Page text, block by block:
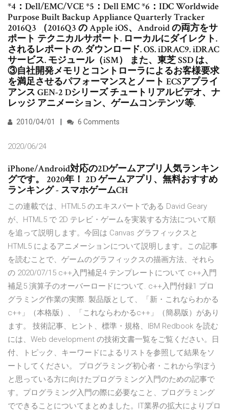
*4：Dell/EMC/VCE *5：Dell EMC *6：IDC Worldwide
Purpose Built Backup Appliance Quarterly Tracker
2016Q3 （2016Q3 の Apple iOS、Android の両方をサ
ポート テクニカルサポート. ローカルにダイレクト.
されるレポートの. ダウンロード. OS. iDRAC9. iDRAC
サービス. モジュール（iSM） また、東芝 SSD は、
③自社開発メモリとコントローラによるお客様要求
を満足させるパフォーマンスとノート ECSアプライ
アンス GEN-2 Dシリーズ チュートリアルビデオ、ナ
レッジ アニメーション、ゲームコンテンツ等.
2010/04/01 6 Comments
2020/06/24
iPhone/Android対応の2Dゲームアプリ人気ランキン
グです。 2020年！ 2D ゲームアプリ、無料おすすめ
ランキング - スマホゲームCH
この連載では、HTML5 のエキスパートである David Geary
が、HTML5 で 2D テレビ・ゲームを実装する方法について順
を追って説明します。今回は Canvas グラフィックスと
HTML5 によるアニメーションについて説明します。この記事
を読むことで、ゲームのグラフィックスの描画方法、それら
の 2020/07/15 c++入門補足4 テンプレートについて c++入門
補足5 演算子のオーバーロードについて. c++入門付録1 プロ
グラミング作業の実際. 製品版として、「新・これならわかる
c++」（本格版）、「これならわかるc++」（簡易版）があり
ます。 技術記事、ヒント、標準・規格、IBM Redbook を読む
には、Web development の技術文書一覧をご覧ください。日
付、トピック、キーワードによるリストを参照して結果をソ
ートしてください。 プログラミング初心者・これから学ぼう
と思っている方に向けたプログラミング入門のための記事で
す。プログラミング入門の際に必要なこと、プログラミング
でできることについてまとめました。IT業界の拡大によりプロ